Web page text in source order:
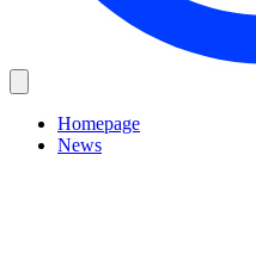
Homepage
News